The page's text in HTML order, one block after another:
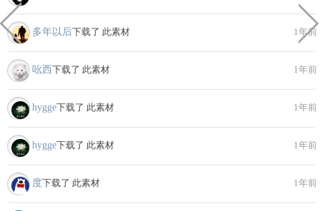
多年以后下载了 此素材 1年前
吆西下载了 此素材 1年前
hygge下载了 此素材 1年前
hygge下载了 此素材 1年前
度下载了 此素材 1年前